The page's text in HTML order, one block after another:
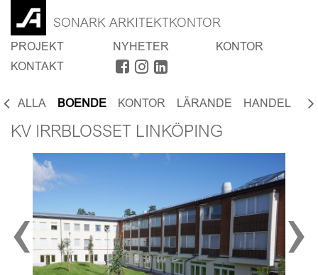
SONARK ARKITEKTKONTOR
PROJEKT NYHETER
KONTOR
KONTAKT
ALLA BOENDE KONTOR LÄRANDE HANDEL
KV IRRBLOSSET LINKÖPING
‹ ›